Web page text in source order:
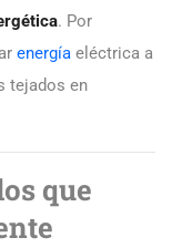
. Por
energía eléctrica a
tejados en
que